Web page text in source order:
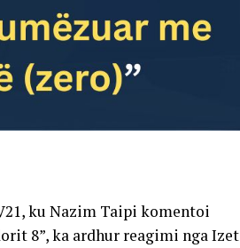
ku Nazim Taipi komentoi
8”, ka ardhur reagimi nga Izet